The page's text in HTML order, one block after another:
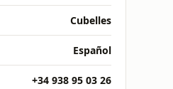
Cubelles
Español
+34 938 95 03 26